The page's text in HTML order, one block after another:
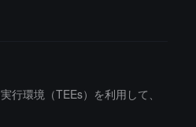
環境（TEEs）を利用して、